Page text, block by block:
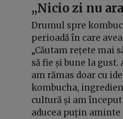
„Nicio zi nu
Drumul spre
perioadă în care
„Căutam rețete mai
să fie și bune la
am rămas doar cu
kombucha,
cultură și am
aducea puțin aminte